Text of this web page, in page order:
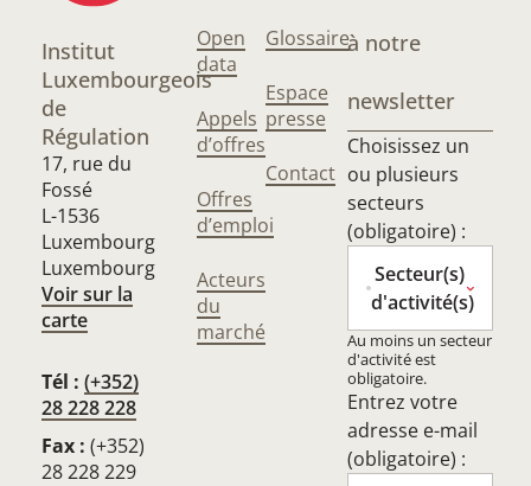
Institut
Luxembourgeois
de
Régulation
17, rue du
Fossé
L-1536
Luxembourg
Luxembourg
Voir sur la
carte
Tél : (+352)
28 228 228
Fax : (+352)
28 228 229
Open
data
Appels
d’offres
Offres
d’emploi
Acteurs
du
marché
Glossaire
Espace
presse
Contact
à notre
newsletter
Choisissez un
ou plusieurs
secteurs
(obligatoire) :
Secteur(s)
d'activité(s)
Au moins un secteur
d'activité est
obligatoire.
Entrez votre
adresse e-mail
(obligatoire) :